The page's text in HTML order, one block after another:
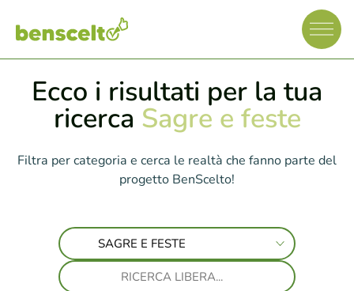
Ecco i risultati per la tua
ricerca Sagre e feste
Filtra per categoria e cerca le realtà che fanno parte del
progetto BenScelto!